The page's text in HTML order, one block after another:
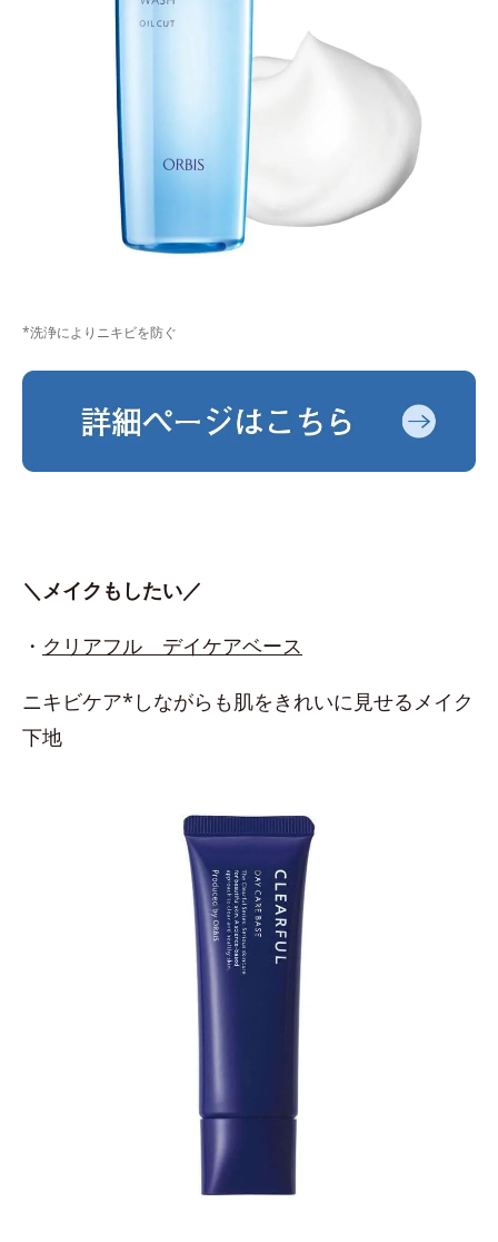
*洗浄によりニキビを防ぐ
＼メイクもしたい／
・ クリアフル デイケアベース
ニキビケア*しながらも肌をきれいに見せるメイク
下地